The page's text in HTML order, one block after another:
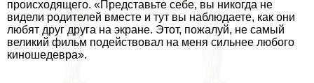
происходящего. «Представьте себе, вы никогда не
видели родителей вместе и тут вы наблюдаете, как они
любят друг друга на экране. Этот, пожалуй, не самый
великий фильм подействовал на меня сильнее любого
киношедевра».